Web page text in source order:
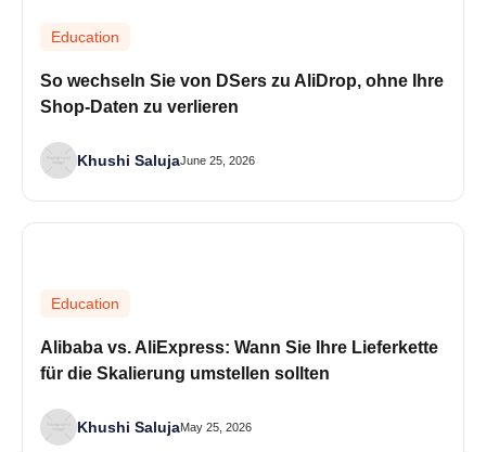
Education
So wechseln Sie von DSers zu AliDrop, ohne Ihre
Shop-Daten zu verlieren
Khushi SalujaJune 25, 2026
Education
Alibaba vs. AliExpress: Wann Sie Ihre Lieferkette
für die Skalierung umstellen sollten
Khushi SalujaMay 25, 2026